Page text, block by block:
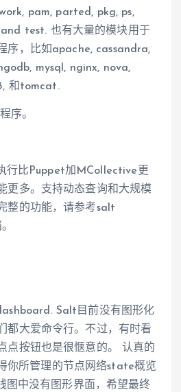
pam, parted, pkg, ps,
and test. 也有大量的模块用于
序，比如apache, cassandra,
mysql, nginx, nova,
和tomcat.
序。
行比Puppet加MCollective更
更多。支持动态查询和大规模
整的功能，请参考salt
Salt目前没有图形化
都大爱命令行。不过，有时看
点按钮也是很惬意的。 认真的
你所管理的节点网络state概览
图中没有图形界面，希望最终